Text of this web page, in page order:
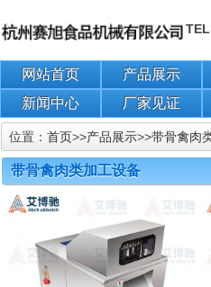
网站首页 产品展示
新闻中心
厂家见证
位置： 首页>>产品展示>>带骨禽肉
带骨禽肉类加工设备